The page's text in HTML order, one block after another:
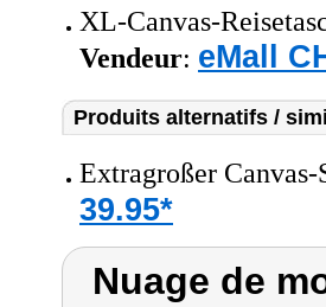
XL-Canvas-
Vendeur: eMall
Produits alternatifs /
Extragroßer
39.95*
Nuage de